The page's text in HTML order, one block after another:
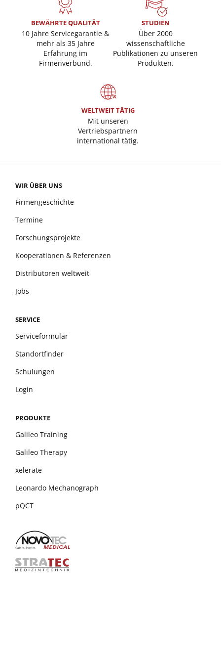
BEWÄHRTE QUALITÄT
10 Jahre Servicegarantie &
mehr als 35 Jahre
Erfahrung im
Firmenverbund.
STUDIEN
Über 2000
wissenschaftliche
Publikationen zu unseren
Produkten.
WELTWEIT TÄTIG
Mit unseren
Vertriebspartnern
international tätig.
PRODUKTE
Galileo Training
Galileo Therapy
xelerate
Leonardo Mechanograph
pQCT
SERVICE
Serviceformular
Standortfinder
Schulungen
Login
WIR ÜBER UNS
Firmengeschichte
Termine
Forschungsprojekte
Kooperationen & Referenzen
Distributoren weltweit
Jobs